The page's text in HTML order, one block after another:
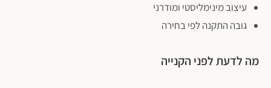
עיצוב מינימליסטי ומודרני
גובה התקנה לפי בחירה
מה לדעת לפני הקנייה